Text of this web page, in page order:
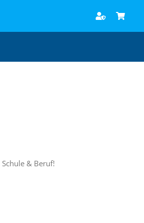
& Beruf!